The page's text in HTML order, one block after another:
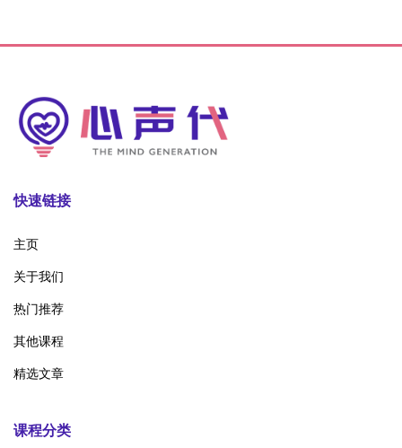
快速链接
主页
关于我们
热门推荐
其他课程
精选文章
课程分类